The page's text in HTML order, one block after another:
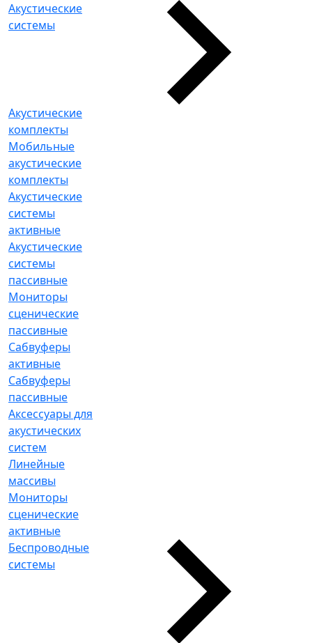
Акустические
системы
Акустические
комплекты
Мобильные
акустические
комплекты
Акустические
системы
активные
Акустические
системы
пассивные
Мониторы
сценические
пассивные
Сабвуферы
активные
Сабвуферы
пассивные
Аксессуары для
акустических
систем
Линейные
массивы
Мониторы
сценические
активные
Беспроводные
системы